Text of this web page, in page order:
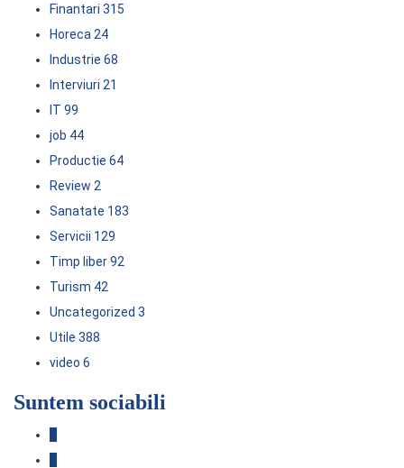
Finantari 315
Horeca 24
Industrie 68
Interviuri 21
IT 99
job 44
Productie 64
Review 2
Sanatate 183
Servicii 129
Timp liber92
Turism 42
Uncategorized 3
Utile 388
video 6
Suntem sociabili